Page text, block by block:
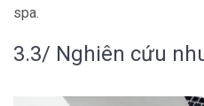
spa.
3.3/ Nghiên cứu